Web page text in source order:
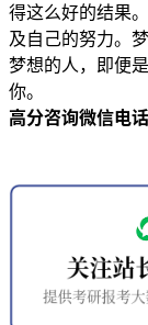
得这么好的结果
及自己的努力。
梦想的人，即便
你。
高分咨询微信电